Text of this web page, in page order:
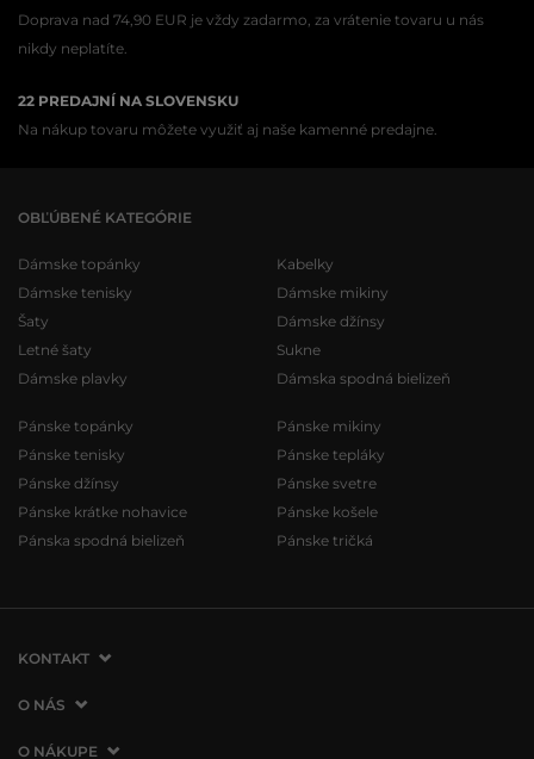
Doprava nad 74,90 EUR je vždy zadarmo, za vrátenie tovaru u nás
nikdy neplatíte.
22 PREDAJNÍ NA SLOVENSKU
Na nákup tovaru môžete využiť aj naše kamenné predajne.
OBĽÚBENÉ KATEGÓRIE
Dámske topánky
Dámske tenisky
Šaty
Letné šaty
Dámske plavky
Kabelky
Dámske mikiny
Dámske džínsy
Sukne
Dámska spodná bielizeň
Pánske topánky
Pánske tenisky
Pánske džínsy
Pánske krátke nohavice
Pánska spodná bielizeň
Pánske mikiny
Pánske tepláky
Pánske svetre
Pánske košele
Pánske tričká
KONTAKT
VERMONT Services Slovakia s. r. o.
O NÁS
O spoločnosti
O NÁKUPE